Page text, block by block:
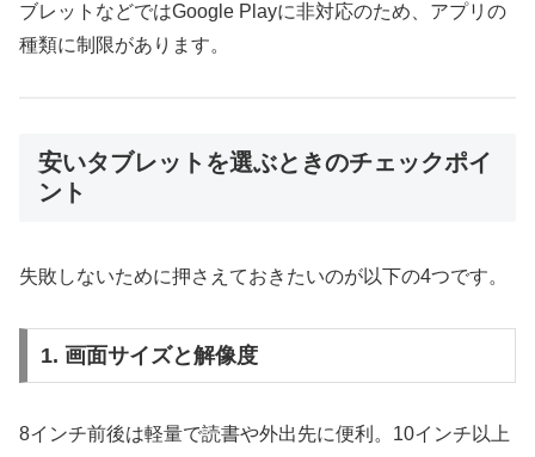
ブレットなどではGoogle Playに非対応のため、アプリの
種類に制限があります。
安いタブレットを選ぶときのチェックポイ
ント
失敗しないために押さえておきたいのが以下の4つです。
1. 画面サイズと解像度
8インチ前後は軽量で読書や外出先に便利。10インチ以上